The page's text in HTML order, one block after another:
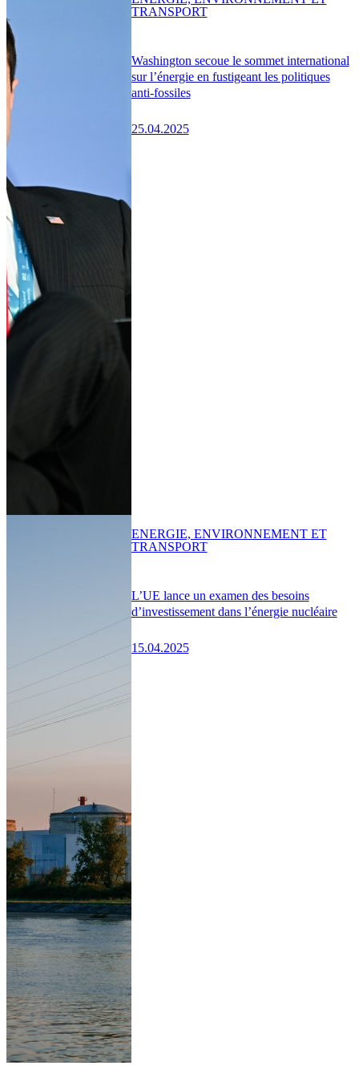
Washington secoue le sommet international
sur l’énergie en fustigeant les politiques
anti-fossiles
25.04.2025
TRANSPORT
L’UE lance un examen des besoins
d’investissement dans l’énergie nucléaire
15.04.2025
ENERGIE, ENVIRONNEMENT ET
TRANSPORT